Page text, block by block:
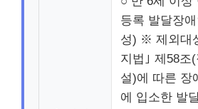
등록 발달장
성) ※ 제외대
지법｣ 제58조
설)에 따른 장
에 입소한 발